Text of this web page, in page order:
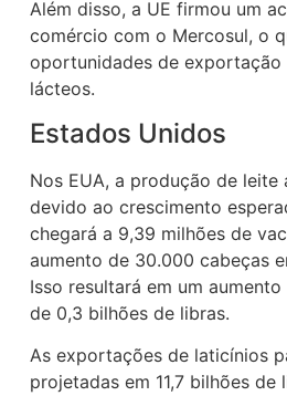
Além disso, a UE firmou um
comércio com o Mercosul, o
oportunidades de
lácteos.
Estados Unidos
Nos EUA, a produção de leite
devido ao crescimento
chegará a 9,39 milhões de
aumento de 30.000 cabeças
Isso resultará em um
de 0,3 bilhões de libras.
As exportações de laticínios
projetadas em 11,7 bilhões de